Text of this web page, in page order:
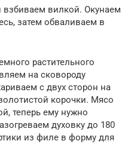
взбиваем вилкой. Окунаем
затем обваливаем в
растительного
на сковороду
с двух сторон на
корочки. Мясо
теперь ему нужно
духовку до 180
из филе в форму для